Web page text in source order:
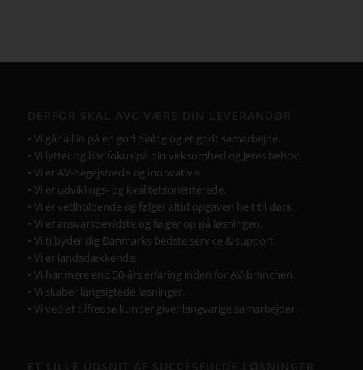
• Vi går all in på en god dialog og et godt samarbejde.
• Vi lytter og har fokus på din virksomhed og Jeres behov.
• Vi er AV-begejstrede og innovative.
• Vi er udviklings- og kvalitetsorienterede.
• Vi er vedholdende og følger altid opgaven helt til dørs.
• Vi er ansvarsbevidste og følger op på løsningen.
• Vi tilbyder dig Danmarks bedste service & support.
• Vi er landsdækkende.
• Vi har mere end 50-års erfaring inden for AV-branchen.
• Vi skaber langsigtede løsninger.
• Vi ved at tilfredse kunder giver langvarige samarbejder.